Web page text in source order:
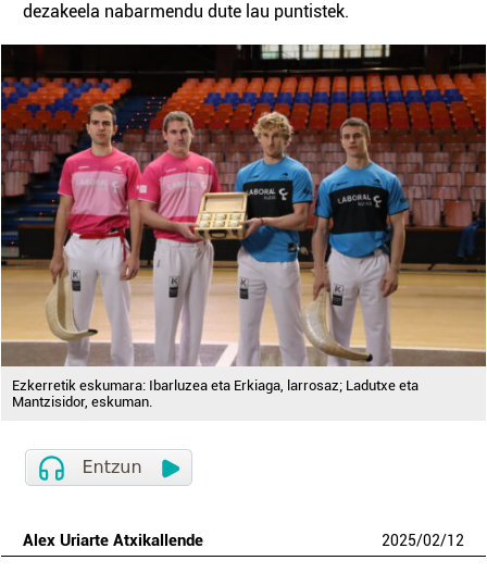
dezakeela nabarmendu dute lau puntistek.
Ezkerretik eskumara: Ibarluzea eta Erkiaga, larrosaz; Ladutxe eta
Mantzisidor, eskuman.
Alex Uriarte Atxikallende 2025/02/12